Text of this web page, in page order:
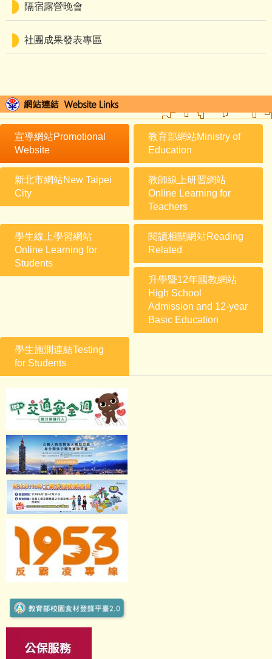
隔宿露營晚會
社團成果發表專區
宣導網站Promotional
Website
教育部網站Ministry of
Education
新北市網站New Taipei
City
教師線上研習網站
Online Learning for
Teachers
學生線上學習網站
Online Learning for
Students
閱讀相關網站Reading
Related
升學暨12年國教網站
High School
Admission and 12-year
Basic Education
學生施測連結Testing
for Students